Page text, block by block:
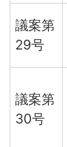
議案第
29号
議案第
30号